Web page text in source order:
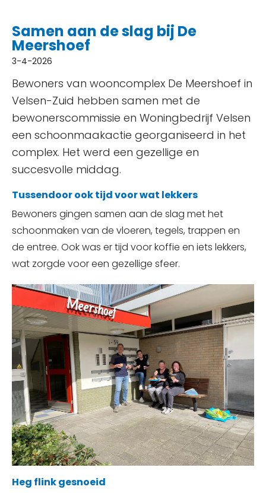
Samen aan de slag bij De
Meershoef
3-4-2026
Bewoners van wooncomplex De Meershoef in
Velsen-Zuid hebben samen met de
bewonerscommissie en Woningbedrijf Velsen
een schoonmaakactie georganiseerd in het
complex. Het werd een gezellige en
succesvolle middag.
Tussendoor ook tijd voor wat lekkers
Bewoners gingen samen aan de slag met het
schoonmaken van de vloeren, tegels, trappen en
de entree. Ook was er tijd voor koffie en iets lekkers,
wat zorgde voor een gezellige sfeer.
Heg flink gesnoeid